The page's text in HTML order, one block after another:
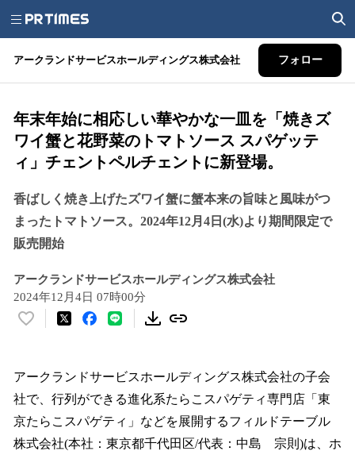
アークランドサービスホールディングス株式会社 フォロー
年末年始に相応しい華やかな一皿を「焼きズ
ワイ蟹と花野菜のトマトソース スパゲッテ
ィ」チェントペルチェントに新登場。
香ばしく焼き上げたズワイ蟹に蟹本来の旨味と風味がつ
まったトマトソース。2024年12月4日(水)より期間限定で
販売開始
アークランドサービスホールディングス株式会社
2024年12月4日 07時00分
い
！
数
を
読
み
アークランドサービスホールディングス株式会社の子会
社で、行列ができる進化系たらこスパゲティ専門店「東
京たらこスパゲティ」などを展開するフィルドテーブル
株式会社(本社：東京都千代田区/代表：中島 宗則)は、ホ